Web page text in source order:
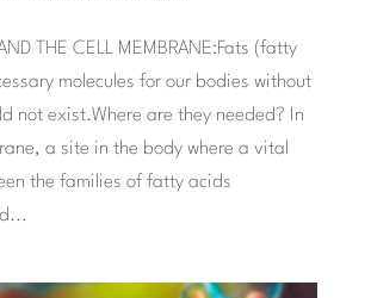
THE CELL MEMBRANE:Fats (fatty
molecules for our bodies without
not exist.Where are they needed? In
a site in the body where a vital
the families of fatty acids